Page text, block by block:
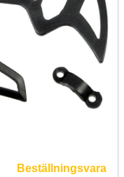
Beställningsvara